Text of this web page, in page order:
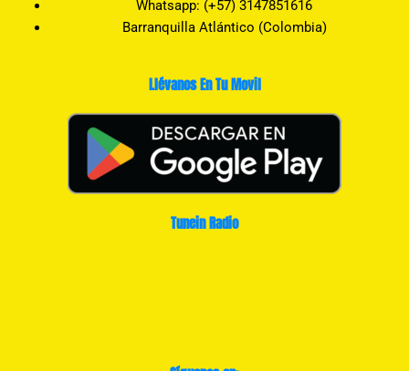
Whatsapp: (+57) 3147851616
Barranquilla Atlántico (Colombia)
Llévanos En Tu Movil
Tunein Radio